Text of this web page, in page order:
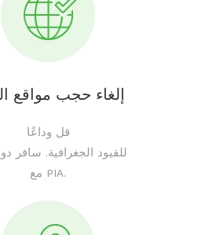
إلغاء حجب مواقع
قل وداعًا
للقيود الجغرافية. سافر
مع PIA.